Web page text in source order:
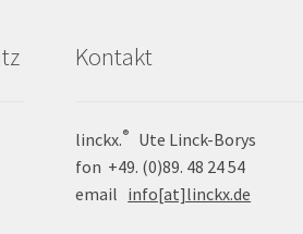
Kontakt
linckx.®
Ute Linck-Borys
fon +49. (0)89. 48 24 54
email info[at]linckx.de